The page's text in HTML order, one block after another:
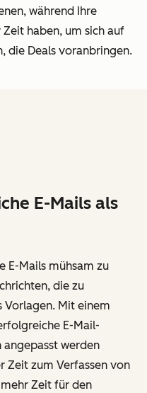
während Ihre
haben, um sich auf
die Deals voranbringen.
E-Mails als
E-Mails mühsam zu
die zu
Vorlagen. Mit einem
E-Mail-
werden
Zeit zum Verfassen von
Zeit für den